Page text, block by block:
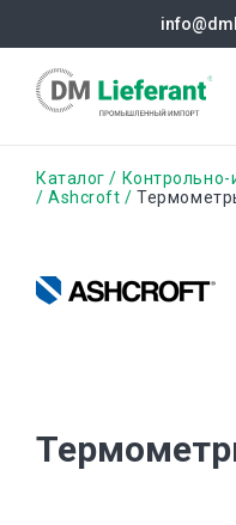
Строка
Каталог
Ashcroft